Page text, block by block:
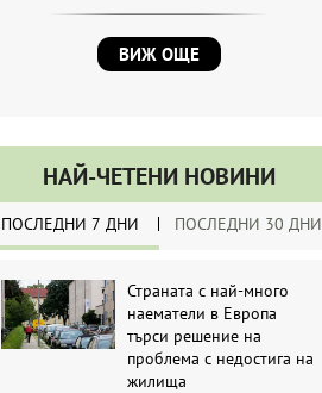
ВИЖ ОЩЕ
НАЙ-ЧЕТЕНИ НОВИНИ
ПОСЛЕДНИ 7 ДНИ ПОСЛЕДНИ 30 ДНИ
Страната с най-много
наематели в Европа
търси решение на
проблема с недостига на
жилища